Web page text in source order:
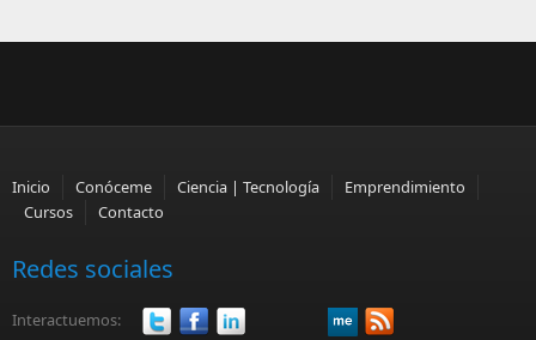
Inicio Conóceme Ciencia | Tecnología
Emprendimiento
Cursos
Contacto
Redes sociales
Interactuemos: